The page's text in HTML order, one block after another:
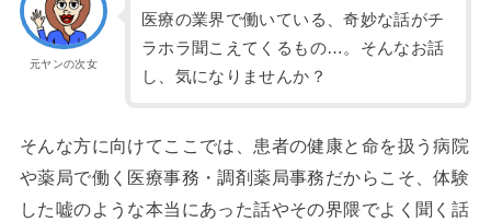
元ヤンの次女
医療の業界で働いている、奇妙な話がチ
ラホラ聞こえてくるもの…。そんなお話
し、気になりませんか？
そんな方に向けてここでは、患者の健康と命を扱う病院
や薬局で働く医療事務・調剤薬局事務だからこそ、体験
した嘘のような本当にあった話やその界隈でよく聞く話